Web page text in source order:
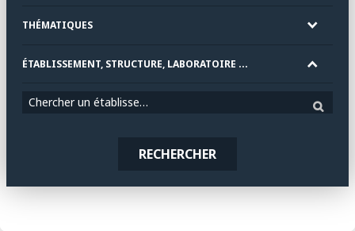
THÉMATIQUES
ÉTABLISSEMENT, STRUCTURE, LABORATOIRE ...
Chercher un établissement
RECHERCHER